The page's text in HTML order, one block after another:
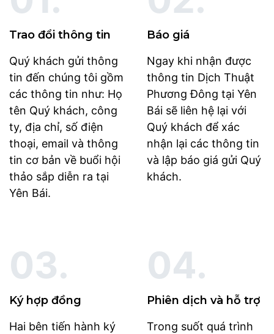
Trao đổi thông tin
Quý khách gửi thông
tin đến chúng tôi gồm
các thông tin như: Họ
tên Quý khách, công
ty, địa chỉ, số điện
thoại, email và thông
tin cơ bản về buổi hội
thảo sắp diễn ra tại
Yên Bái.
Báo giá
Ngay khi nhận được
thông tin Dịch Thuật
Phương Đông tại Yên
Bái sẽ liên hệ lại với
Quý khách để xác
nhận lại các thông tin
và lập báo giá gửi Quý
khách.
03.
Ký hợp đồng
Hai bên tiến hành ký
04.
Phiên dịch và hỗ trợ
Trong suốt quá trình